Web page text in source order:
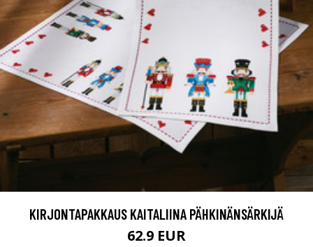
KIRJONTAPAKKAUS KAITALIINA PÄHKINÄNSÄRKIJÄ
62.9 EUR